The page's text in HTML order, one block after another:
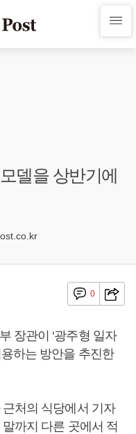
델을 상반기에
0
장관이 ‘광주형 일자
하는 방안을 추진한
처의 식당에서 기자
까지 다른 곳에서 적